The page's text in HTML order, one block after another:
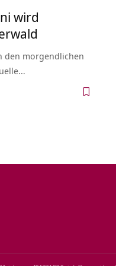
wird
den morgendlichen